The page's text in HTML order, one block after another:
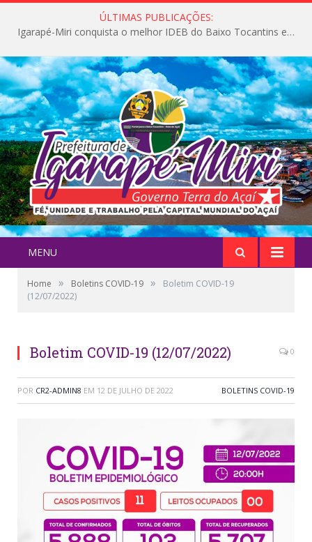
ÚLTIMAS PUBLICAÇÕES:
Igarapé-Miri conquista o melhor IDEB do Baixo Tocantins e avança na qualidade da educação pública
MENU
Home » Boletins COVID-19 »
Boletim COVID-19
(12/07/2022)
Boletim COVID-19 (12/07/2022) 0
POR CR2-ADMIN8 EM 12 DE JULHO DE 2022 BOLETINS COVID-19